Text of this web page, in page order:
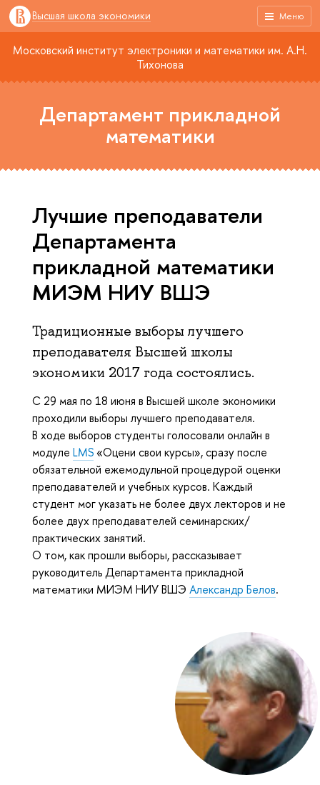
Меню
Высшая школа экономики
Московский институт электроники и математики им. А.Н.
Тихонова
Департамент прикладной
математики
Лучшие преподаватели
Департамента
прикладной математики
МИЭМ НИУ ВШЭ
Традиционные выборы лучшего
преподавателя Высшей школы
экономики 2017 года состоялись.
С 29 мая по 18 июня в Высшей школе экономики
проходили выборы лучшего преподавателя.
В ходе выборов студенты голосовали онлайн в
модуле LMS«Оцени свои курсы», сразу после
обязательной ежемодульной процедурой оценки
преподавателей и учебных курсов. Каждый
студент мог указать не более двух лекторов и не
более двух преподавателей семинарских/
практических занятий.
О том, как прошли выборы, рассказывает
руководитель Департамента прикладной
математики МИЭМ НИУ ВШЭ Александр Белов.